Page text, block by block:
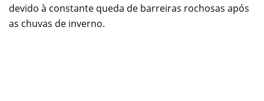
devido à constante queda de barreiras rochosas após
as chuvas de inverno.